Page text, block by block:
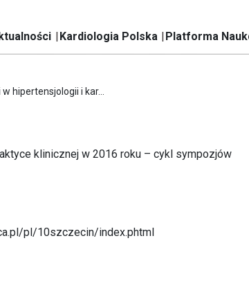
Kardiologia Polska Platforma
hipertensjologii i kar...
klinicznej w 2016 roku – cykl sympozjów
pl/10szczecin/index.phtml